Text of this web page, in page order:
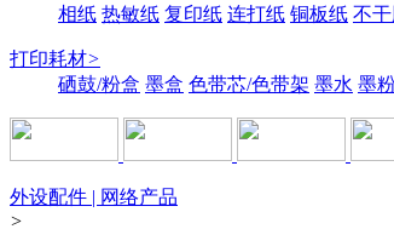
相纸 热敏纸 复印纸 连打纸 铜板纸 不
打印耗材>
硒鼓/粉盒 墨盒 色带芯/色带架 墨水 墨
外设配件 | 网络产品
>